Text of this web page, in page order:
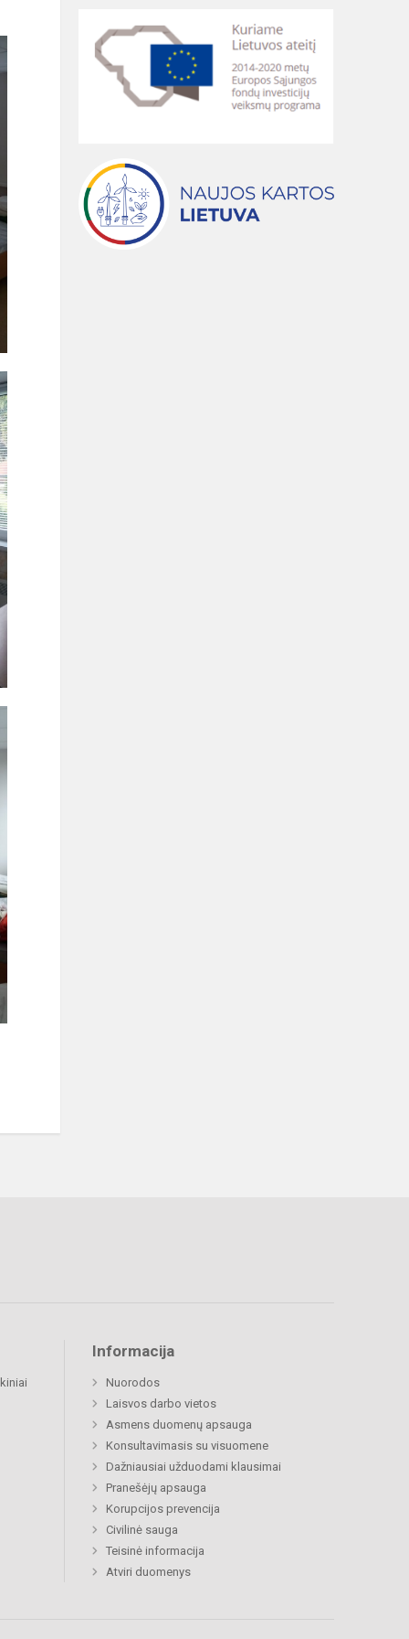
Informacija
Nuorodos
Laisvos darbo vietos
Asmens duomenų apsauga
Konsultavimasis su visuomene
Dažniausiai užduodami klausimai
Pranešėjų apsauga
Korupcijos prevencija
Civilinė sauga
Teisinė informacija
Atviri duomenys